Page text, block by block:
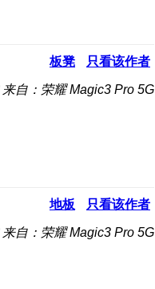
板凳 只看该作者
来自：荣耀 Magic3 Pro 5G
地板 只看该作者
来自：荣耀 Magic3 Pro 5G